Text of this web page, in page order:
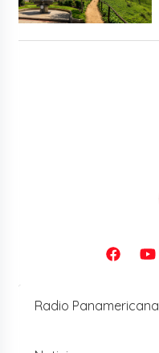
Radio Panamericana